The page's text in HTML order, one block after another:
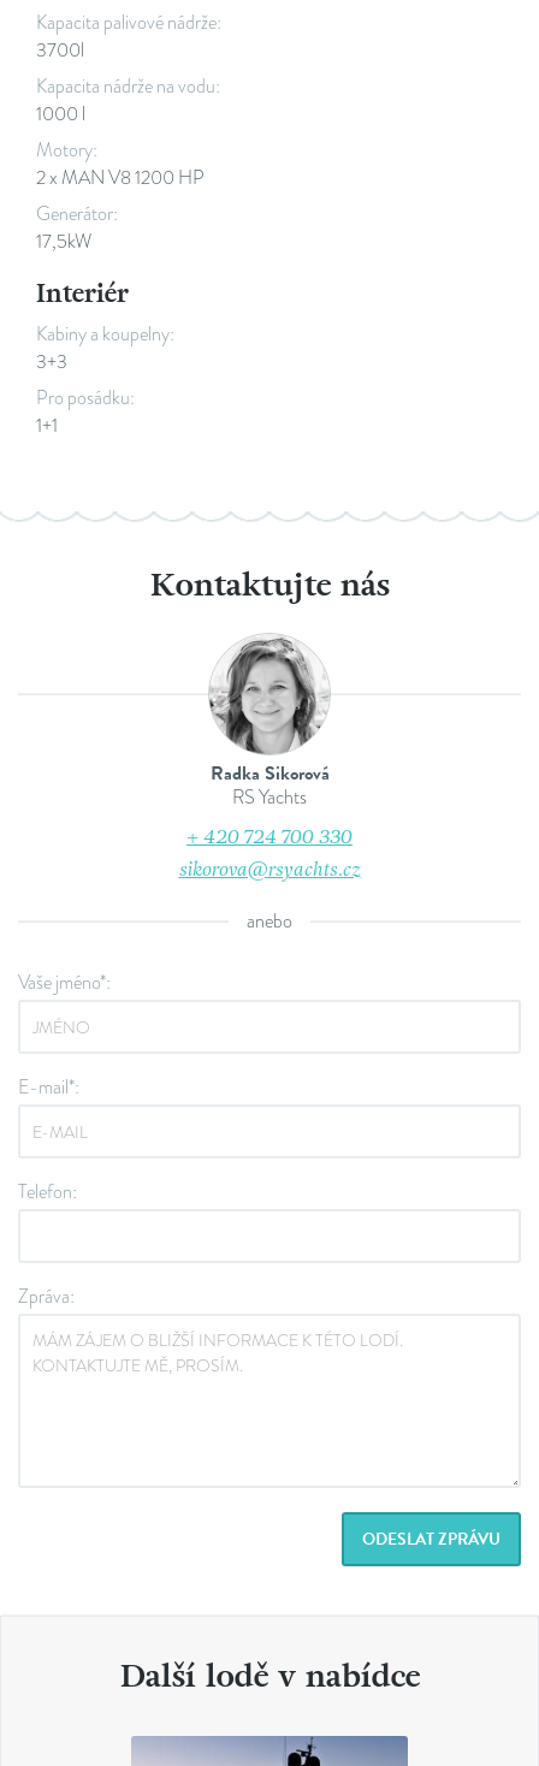
Kapacita palivové nádrže:
3700l
Kapacita nádrže na vodu:
1000 l
Motory:
2 x MAN V8 1200 HP
Generátor:
17,5kW
Interiér
Kabiny a koupelny:
3+3
Pro posádku:
1+1
Kontaktujte nás
Radka Sikorová
RS Yachts
+ 420 724 700 330
sikorova@rsyachts.cz
anebo
Vaše jméno*:
E-mail*:
Telefon:
Zpráva:
ODESLAT ZPRÁVU
Další lodě v nabídce